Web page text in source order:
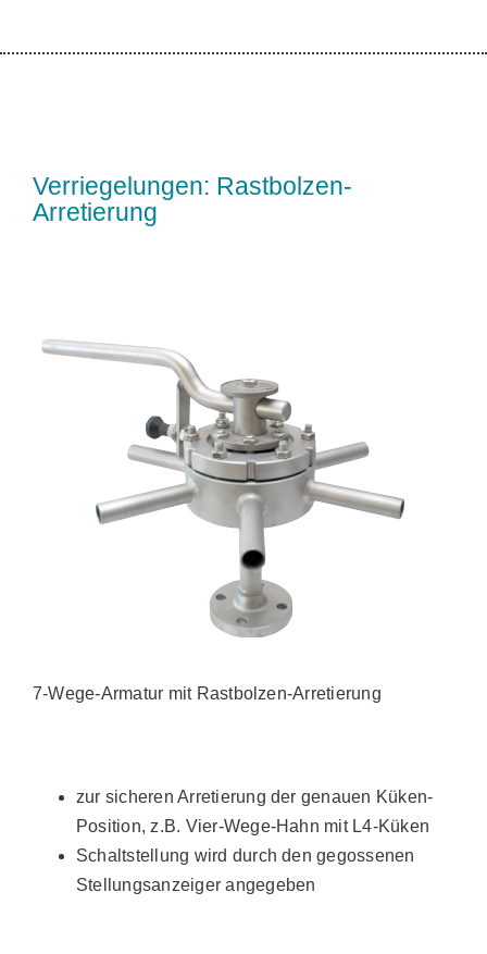
Verriegelungen: Rastbolzen-
Arretierung
7-Wege-Armatur mit Rastbolzen-Arretierung
zur sicheren Arretierung der genauen Küken-
Position, z.B. Vier-Wege-Hahn mit L4-Küken
Schaltstellung wird durch den gegossenen
Stellungsanzeiger angegeben